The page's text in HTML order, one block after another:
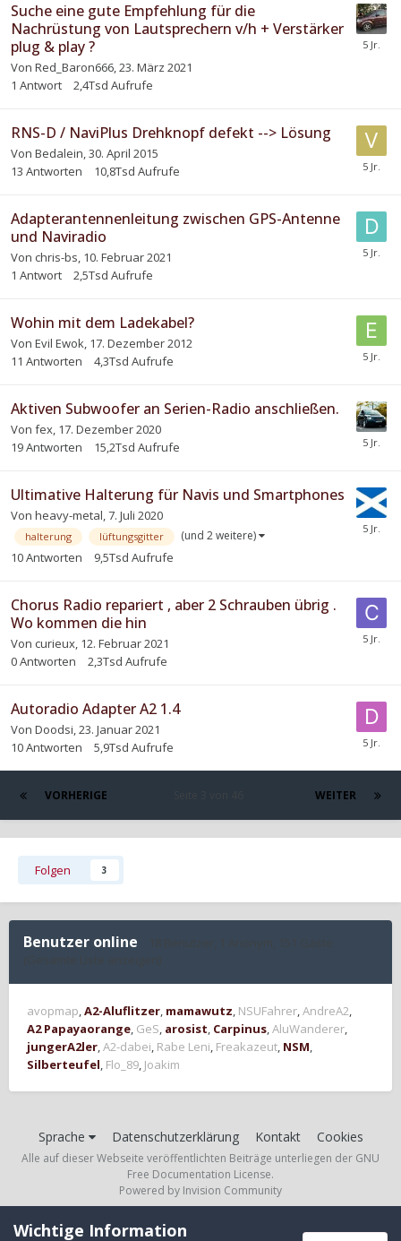
Suche eine gute Empfehlung für die
Nachrüstung von Lautsprechern v/h + Verstärker
plug & play ?
Von Red_Baron666,23. März 2021
1 Antwort 2,4Tsd Aufrufe
RNS-D / NaviPlus Drehknopf defekt --> Lösung
Von Bedalein,30. April 2015
13 Antworten 10,8Tsd Aufrufe
Adapterantennenleitung zwischen GPS-Antenne
und Naviradio
Von chris-bs, 10. Februar 2021
1 Antwort 2,5Tsd Aufrufe
Wohin mit dem Ladekabel?
Von Evil Ewok, 17. Dezember 2012
11 Antworten 4,3Tsd Aufrufe
Aktiven Subwoofer an Serien-Radio anschließen.
Von fex, 17. Dezember 2020
19Antworten 15,2Tsd Aufrufe
Ultimative Halterung für Navis und Smartphones
Von heavy-metal,7. Juli 2020
halterung lüftungsgitter (und 2 weitere)
10Antworten 9,5Tsd Aufrufe
Chorus Radio repariert , aber 2 Schrauben übrig .
Wo kommen die hin
Von curieux, 12. Februar 2021
0Antworten 2,3Tsd Aufrufe
Autoradio Adapter A2 1.4
Von Doodsi,23. Januar 2021
10Antworten 5,9Tsd Aufrufe
VORHERIGE WEITER
Folgen 3
Benutzer online
avopmap A2-Aluflitzer mamawutz NSUFahrer AndreA2
A2 Papayaorange GeS arosist Carpinus AluWanderer
jungerA2ler A2-dabei Rabe Leni Freakazeut NSM
Silberteufel Flo_89 Joakim
Sprache Datenschutzerklärung Kontakt Cookies
Alle auf dieser Webseite veröffentlichten Beiträge unterliegen der GNU
Free Documentation License.
Powered by Invision Community
Wichtige Information